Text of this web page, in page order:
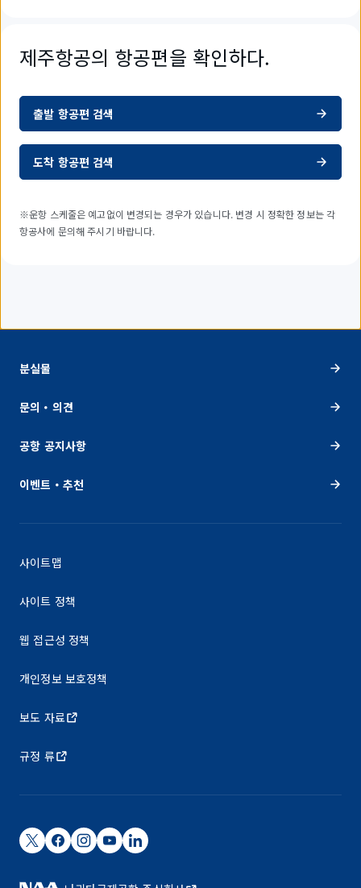
제주항공의 항공편을 확인하다.
출발 항공편 검색
도착 항공편 검색
※운항 스케줄은 예고없이 변경되는 경우가 있습니다. 변경 시 정확한 정보는 각
항공사에 문의해 주시기 바랍니다.
분실물
문의・의견
공항 공지사항
이벤트・추천
사이트맵
사이트 정책
웹 접근성 정책
개인정보 보호정책
보도 자료
규정 류